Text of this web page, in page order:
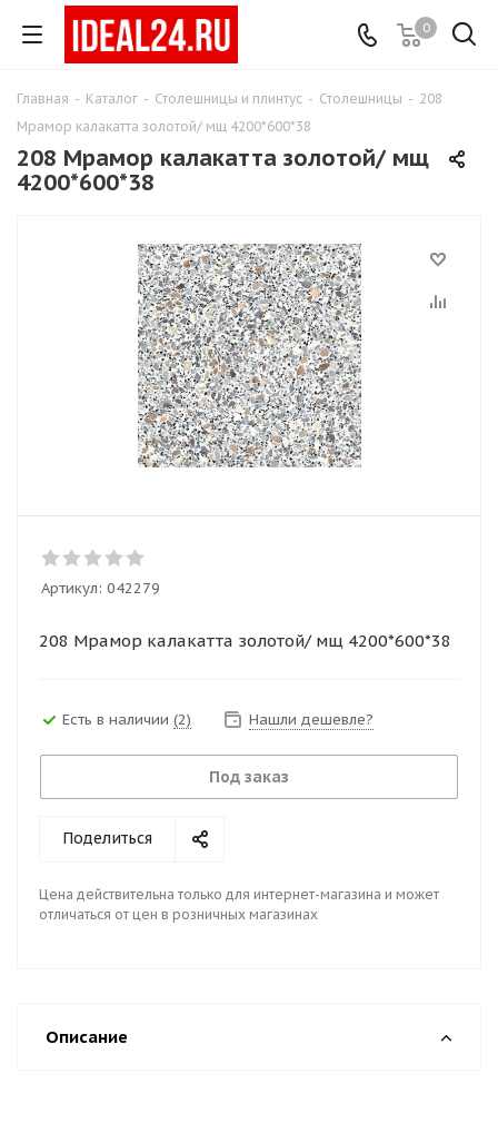
0
Главная - Каталог - Столешницы и плинтус - Столешницы - 208
Мрамор калакатта золотой/ мщ 4200*600*38
208 Мрамор калакатта золотой/ мщ
4200*600*38
Артикул: 042279
208 Мрамор калакатта золотой/ мщ 4200*600*38
Есть в наличии (2) Нашли дешевле?
Под заказ
Поделиться
Цена действительна только для интернет-магазина и может
отличаться от цен в розничных магазинах
Описание